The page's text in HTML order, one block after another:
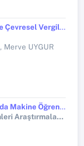
OECD Ekonomilerinde Çevresel Vergiler ve Büyüme Dinamikleri: İkinci Nesil Panel Veri Analizi
, Merve UYGUR
Vergilendirme Alanında Makine Öğrenmesi Uygulamaları: Bibliyometrik Bir Analiz
İnsan ve Toplum Bilimleri Araştırmaları Dergisi